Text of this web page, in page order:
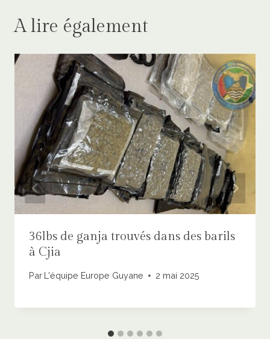
A lire également
36lbs de ganja trouvés dans des barils
à Cjia
Par L'équipe Europe Guyane 2 mai 2025